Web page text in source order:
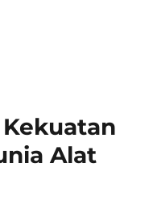
Alat